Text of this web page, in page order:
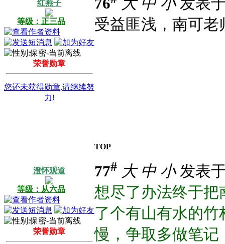
红燕子
等级：正三品
荣誉勋章
您还未获得勋章,请继续努
力!
受益匪浅，南可
TOP
澄怀观道
等级：从六品
荣誉勋章
77# 大 中 小发表
想尽了办法终于
了个有山有水的
慢，争取多做笔